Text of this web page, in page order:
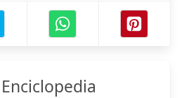
Enciclopedia